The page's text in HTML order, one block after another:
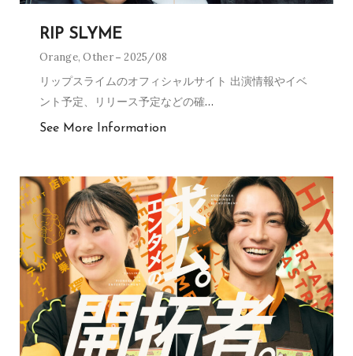
RIP SLYME
Orange,Other 2025/08
リップスライムのオフィシャルサイト 出演情報やイベ
ント予定、リリース予定などの確…
See More Information